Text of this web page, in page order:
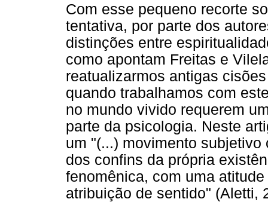
Com esse pequeno recorte
tentativa, por parte dos
distinções entre
como apontam Freitas e
reatualizarmos antigas
quando trabalhamos com
no mundo vivido requerem
parte da psicologia. Neste
um "(...) movimento
dos confins da própria
fenomênica, com uma
atribuição de sentido" (Aletti,